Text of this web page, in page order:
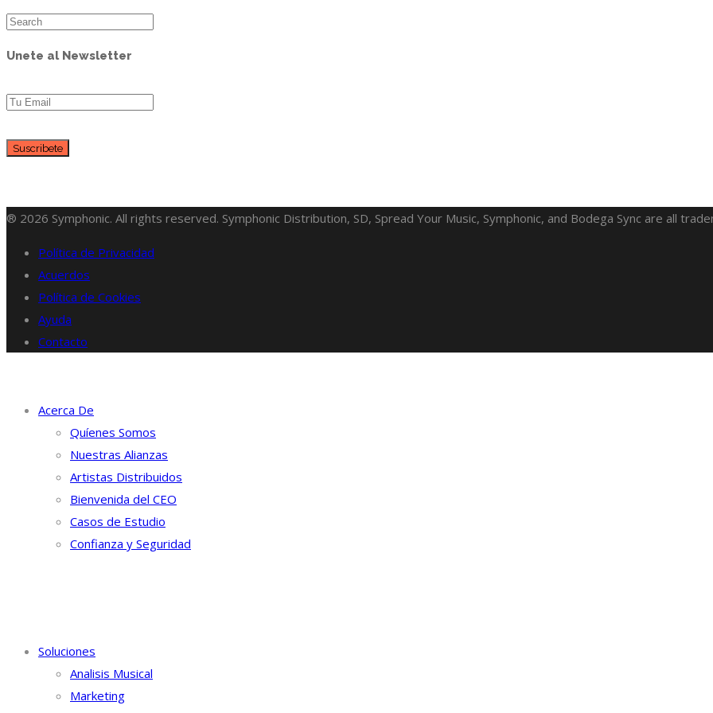
Unete al Newsletter
® 2026 Symphonic. All rights reserved. Symphonic Distribution, SD, Spread Your Music, Symphonic, and Bodega Sync are all
Política de Privacidad
Acuerdos
Política de Cookies
Ayuda
Contacto
Acerca De
Quíenes Somos
Nuestras Alianzas
Artistas Distribuidos
Bienvenida del CEO
Casos de Estudio
Confianza y Seguridad
Soluciones
Analisis Musical
Marketing